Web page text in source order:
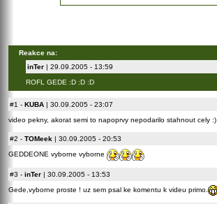
Reakce na:
inTer | 29.09.2005 - 13:59
ROFL GEDE :D :D :D
#1 - KUBA | 30.09.2005 - 23:07
video pekny, akorat semi to napoprvy nepodarilo stahnout cely :)
#2 - TOMeek | 30.09.2005 - 20:53
GEDDEONE vyborne vyborne
#3 - inTer | 30.09.2005 - 13:53
Gede,vyborne proste ! uz sem psal ke komentu k videu primo.